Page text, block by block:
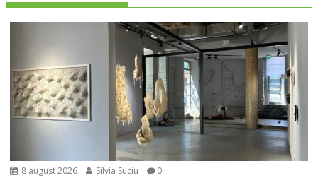
8 august 2026 Silvia Suciu 0